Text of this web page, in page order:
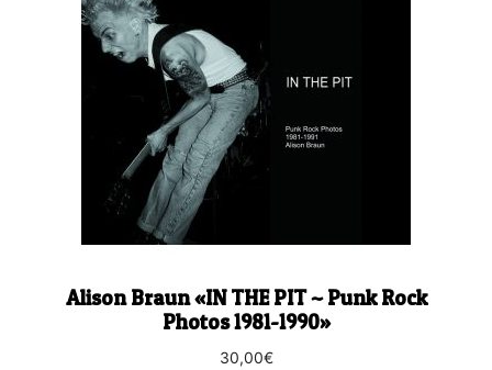
Alison Braun «IN THE PIT ~ Punk Rock
Photos 1981-1990»
30,00€